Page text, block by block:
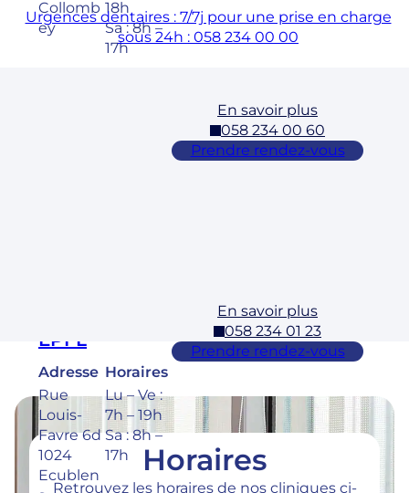
Collomb
ey
18h
Sa : 8h –
17h
En savoir plus
058 234 00 60
Prendre rendez-vous
EPFL
Adresse
Rue
Louis-
Favre 6d
1024
Ecublen
Horaires
Lu – Ve :
7h – 19h
Sa : 8h –
17h
En savoir plus
058 234 01 23
Prendre rendez-vous
Urgences dentaires : 7/7j pour une prise en charge
sous 24h : 058 234 00 00
Horaires
Retrouvez les horaires de nos cliniques ci-